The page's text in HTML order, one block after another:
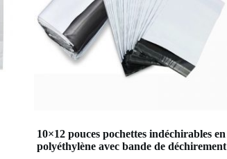
10×12 pouces pochettes indéchirables en
polyéthylène avec bande de déchirement